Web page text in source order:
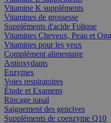
Vitamine K suppléments
Vitamines de grossesse
Suppléments d'acide Folique
Vitamines Cheveux, Peau et
Vitamines pour les yeux
Complément alimentaire
Antioxydants
Enzymes
Voies respiratoires
Étude et Examens
Rincage nasal
Saignement des gencives
Suppléments de coenzyme Q10